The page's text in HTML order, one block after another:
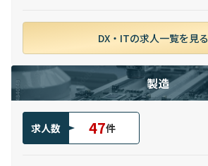
DX・ITの求人一覧を見る
製造
求人数 47件